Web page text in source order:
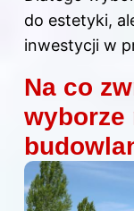
do estetyki,
inwestycji w
Na co
wyborze